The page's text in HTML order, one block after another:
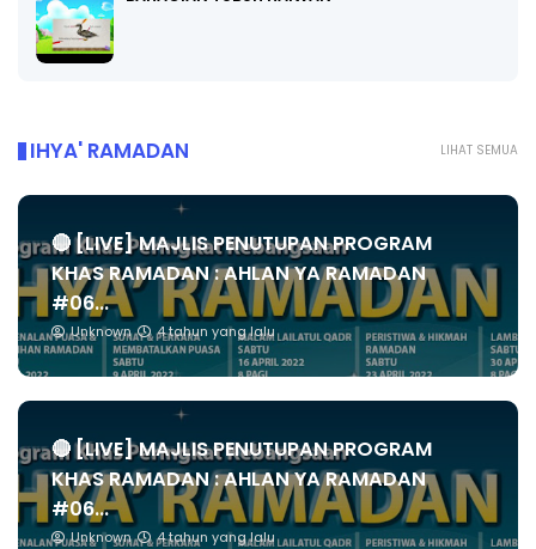
LIHAT SEMUA
IHYA' RAMADAN
🔴 [LIVE] MAJLIS PENUTUPAN PROGRAM
KHAS RAMADAN : AHLAN YA RAMADAN
#06...
Unknown 4 tahun yang lalu
🔴 [LIVE] MAJLIS PENUTUPAN PROGRAM
KHAS RAMADAN : AHLAN YA RAMADAN
#06...
Unknown 4 tahun yang lalu